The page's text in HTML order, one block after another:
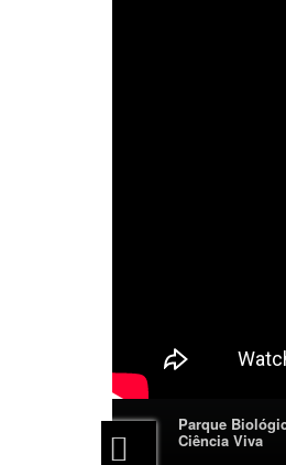
Parque
Ciência Viva